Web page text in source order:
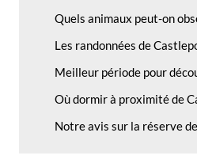
Quels animaux peut-on
Les randonnées de
Meilleur période pour
Où dormir à proximité de
Notre avis sur la réserve